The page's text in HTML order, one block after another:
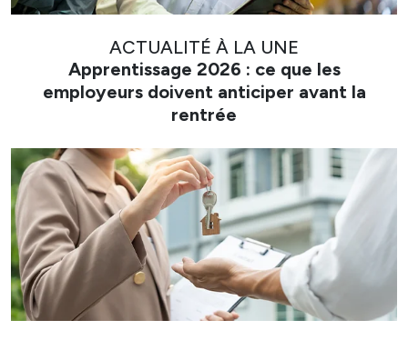
ACTUALITÉ À LA UNE
Apprentissage 2026 : ce que les
employeurs doivent anticiper avant la
rentrée